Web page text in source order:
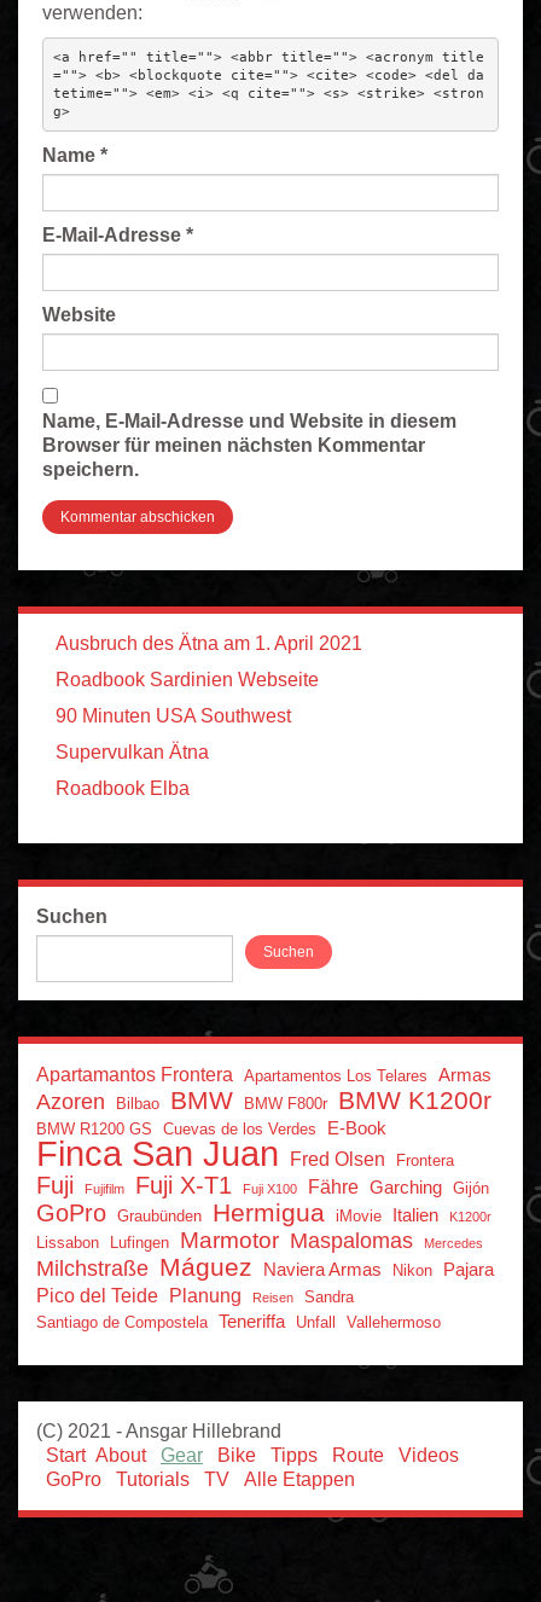
verwenden:
<a href="" title=""> <abbr title=""> <acronym title
=""> <b> <blockquote cite=""> <cite> <code> <del da
tetime=""> <em> <i> <q cite=""> <s> <strike> <stron
g>
Name *
E-Mail-Adresse *
Website
Name, E-Mail-Adresse und Website in diesem
Browser für meinen nächsten Kommentar
speichern.
Ausbruch des Ätna am 1. April 2021
Roadbook Sardinien Webseite
90 Minuten USA Southwest
Supervulkan Ätna
Roadbook Elba
Suchen
Suchen
Apartamantos Frontera Apartamentos Los Telares Armas
Azoren Bilbao BMW BMW F800r BMW K1200r
BMW R1200 GS Cuevas de los Verdes E-Book
Finca San Juan Fred Olsen Frontera
Fuji Fujifilm Fuji X-T1 Fuji X100 Fähre Garching Gijón
GoPro Graubünden Hermigua iMovie Italien K1200r
Lissabon Lufingen Marmotor Maspalomas Mercedes
Milchstraße Máguez Naviera Armas Nikon Pajara
Pico del Teide Planung Reisen
Sandra
Santiago de Compostela Teneriffa Unfall Vallehermoso
(C) 2021 - Ansgar Hillebrand
Start About Gear Bike Tipps Route
Videos
GoPro
Tutorials TV Alle Etappen